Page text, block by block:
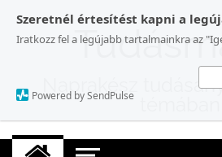
Szeretnél értesítést kapni a
Iratkozz fel a legújabb tartalmainkra az
Powered by SendPulse
content
Naprakész